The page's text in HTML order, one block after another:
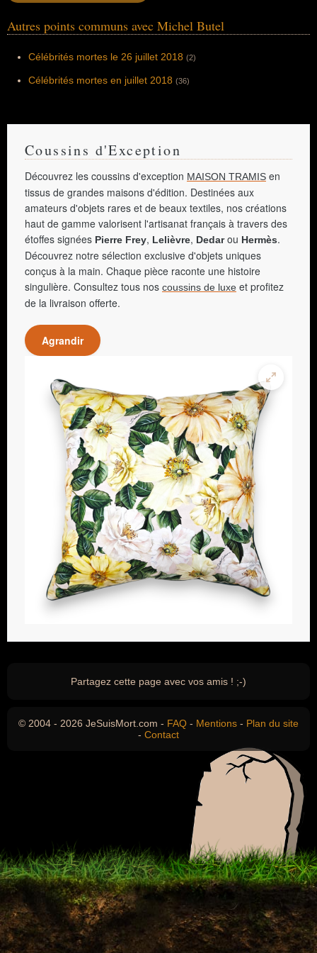
Sources".
Autres points communs avec Michel Butel
Célébrités mortes le 26 juillet 2018 (2)
Célébrités mortes en juillet 2018 (36)
Coussins d'Exception
Découvrez les coussins d'exception MAISON TRAMIS en
tissus de grandes maisons d'édition. Destinées aux
amateurs d'objets rares et de beaux textiles, nos créations
haut de gamme valorisent l'artisanat français à travers des
étoffes signées Pierre Frey, Lelièvre, Dedarou Hermès.
Découvrez notre sélection exclusive d'objets uniques
conçus à la main. Chaque pièce raconte une histoire
singulière. Consultez tous nos coussins de luxe et profitez
de la livraison offerte.
Agrandir
Partagez cette page avec vos amis ! ;-)
© 2004 - 2026 JeSuisMort.com - FAQ - Mentions - Plan du site
- Contact